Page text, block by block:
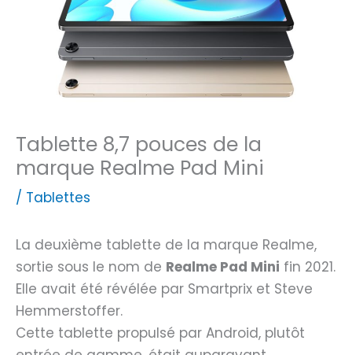
Tablette 8,7 pouces de la
marque Realme Pad Mini
/ Tablettes
La deuxième tablette de la marque Realme,
sortie sous le nom de Realme Pad Mini fin 2021.
Elle avait été révélée par Smartprix et Steve
Hemmerstoffer.
Cette tablette propulsé par Android, plutôt